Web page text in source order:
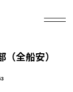
全船安）